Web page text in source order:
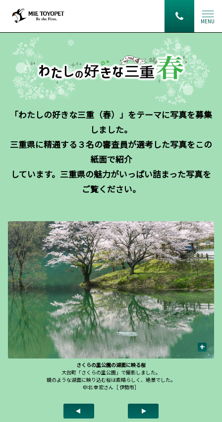
MENU
「わたしの好きな三重（春）」をテーマに写真を募集
しました。
三重県に精通する３名の審査員が選考した写真をこの
紙面で紹介
しています。三重県の魅力がいっぱい詰まった写真を
ご覧ください。
+
さくらの里公園の湖面に映る桜
大台町「さくらの里公園」で撮影しました。
鏡のような湖面に映り込む桜は素晴らしく、絶景でした。
中北 幸宏さん［ 伊勢市］